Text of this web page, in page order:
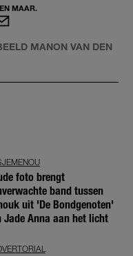
MAAR.
MANON VAN DEN
foto brengt
band tussen
uit 'De Bondgenoten'
Jade Anna aan het licht